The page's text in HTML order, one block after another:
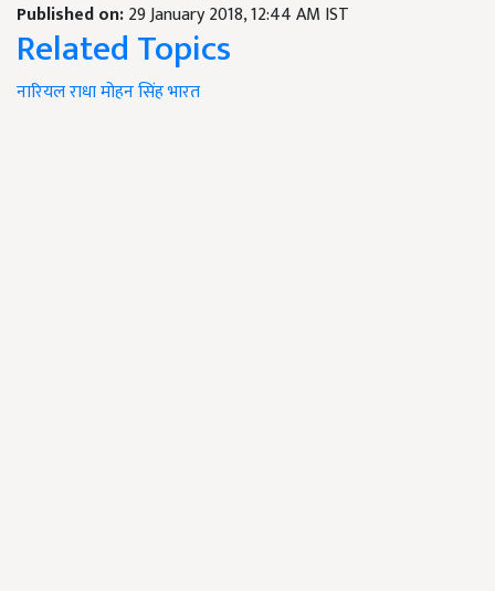
Published on:29 January 2018, 12:44 AM IST
Related Topics
नारियलराधा मोहन सिंहभारत